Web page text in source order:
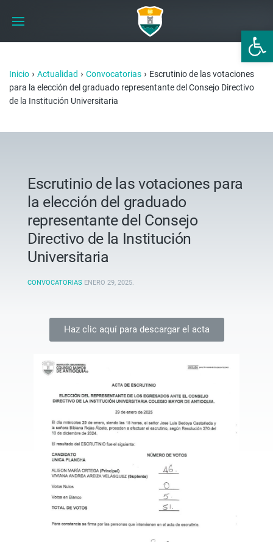
Abrir
Inicio › Actualidad › Convocatorias › Escrutinio de las votaciones
para la elección del graduado representante del Consejo Directivo
de la Institución Universitaria
Escrutinio de las votaciones para
la elección del graduado
representante del Consejo
Directivo de la Institución
Universitaria
CONVOCATORIAS ENERO 29, 2025.
Haz clic aquí para descargar el acta